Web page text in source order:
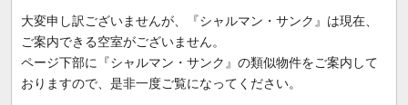
大変申し訳ございませんが、『シャルマン・サンク』は現在、
ご案内できる空室がございません。
ページ下部に『シャルマン・サンク』の類似物件をご案内して
おりますので、是非一度ご覧になってください。